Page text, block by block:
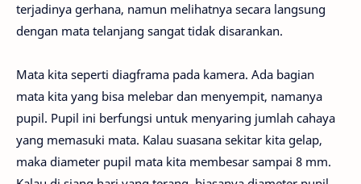
terjadinya gerhana, namun melihatnya secara langsung
dengan mata telanjang sangat tidak disarankan.
Mata kita seperti diagframa pada kamera. Ada bagian
mata kita yang bisa melebar dan menyempit, namanya
pupil. Pupil ini berfungsi untuk menyaring jumlah cahaya
yang memasuki mata. Kalau suasana sekitar kita gelap,
maka diameter pupil mata kita membesar sampai 8 mm.